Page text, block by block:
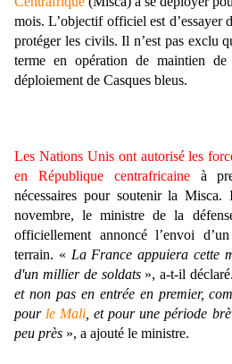
mois. L’objectif officiel est d’essayer
protéger les civils. Il n’est pas exclu
terme en opération de maintien
déploiement de Casques bleus.
Les Nations Unis ont autorisé les
en République centrafricaineà
nécessaires pour soutenir la
novembre, le ministre de la
officiellement annoncé l’envoi
terrain. « La France appuiera cette
d'un millier de soldats», a-t-il
et non pas en entrée en premier,
pour le Mali , et pour une période
peu près », a ajouté le ministre.